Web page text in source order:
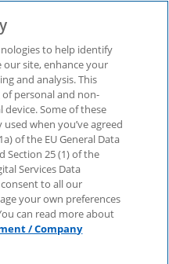
in
und Führung neu
aus dem „Global
to help identify
site, enhance your
and analysis. This
personal and non-
Some of these
when you’ve agreed
of the EU General Data
Section 25 (1) of the
Services Data
consent to all our
your own preferences
can read more about
/ Company